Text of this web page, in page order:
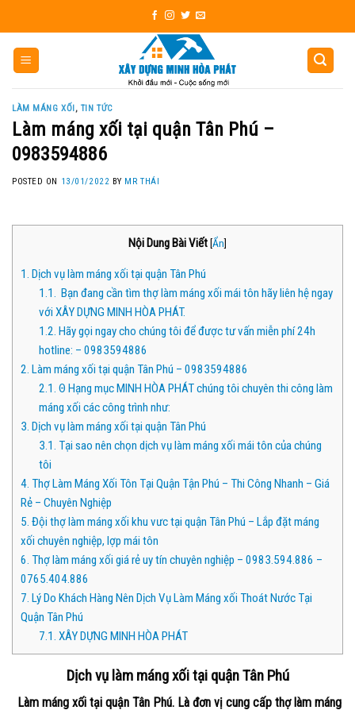
to
content
LÀM MÁNG XỐI, TIN TỨC
Làm máng xối tại quận Tân Phú –
0983594886
POSTED ON 13/01/2022 BY MR THÁI
Nội Dung Bài Viết[Ẩn]
1. Dịch vụ làm máng xối tại quận Tân Phú
1.1. Bạn đang cần tìm thợ làm máng xối mái tôn hãy liên hệ ngay
với XÂY DỰNG MINH HÒA PHÁT.
1.2. Hãy gọi ngay cho chúng tôi để được tư vấn miễn phí 24h
hotline: – 0983594886
2. Làm máng xối tại quận Tân Phú – 0983594886
2.1. Θ Hạng mục MINH HÒA PHÁT chúng tôi chuyên thi công làm
máng xối các công trình như:
3. Dịch vụ làm máng xối tại quận Tân Phú
3.1. Tại sao nên chọn dịch vụ làm máng xối mái tôn của chúng
tôi
4. Thợ Làm Máng Xối Tôn Tại Quận Tận Phú – Thi Công Nhanh – Giá
Rẻ – Chuyên Nghiệp
5. Đội thợ làm máng xối khu vưc tại quận Tân Phú – Lắp đặt máng
xối chuyên nghiệp, lợp mái tôn
6. Thợ làm máng xối giá rẻ uy tín chuyên nghiệp – 0983.594.886 –
0765.404.886
7. Lý Do Khách Hàng Nên Dịch Vụ Làm Máng xối Thoát Nước Tại
Quận Tân Phú
7.1. XÂY DỰNG MINH HÒA PHÁT
Dịch vụ làm máng xối tại quận Tân Phú
Làm máng xối tại quận Tân Phú. Là đơn vị cung cấp thợ làm máng